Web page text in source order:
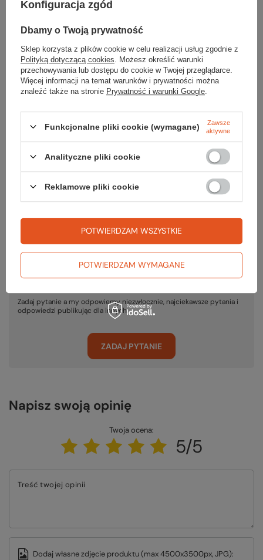
Najniższa cena z 30 dni przed obniżką:
Okulary dziecięce ROMY SPECTRON 3CF
159,99 zł
Najniższa cena z 30 dni przed obniżką:199,99 zł
Gwarancja
RĘKOJMIA 24 M-CE
Na sprzedawane produkty udzielana jest 24-miesięczna rękojmia na
podstawie ustawy z dnia 30 maja 2014r. o prawach konsumenta.
PODMIOT ODPOWIEDZIALNY ZA TEN PRODUKT NA TERENIE UE
Jack Wolfskin Ausrüstung für Draussen GmbH & Co. KGaA
Zadaj pytanie a my odpowiemy niezwłocznie, najciekawsze pytania i
odpowiedzi publikując dla innych.
ZADAJ PYTANIE
Napisz swoją opinię
Twoja ocena:
5/5
Treść twojej opinii
Dodaj własne zdjęcie produktu (max 4500x3500px, JPG):
Konfiguracja zgód
Dbamy o Twoją prywatność
Sklep korzysta z plików cookie w celu realizacji usług zgodnie z
Polityką dotyczącą cookies . Możesz określić warunki
przechowywania lub dostępu do cookie w Twojej przeglądarce.
Więcej informacji na temat warunków i prywatności można
znaleźć także na stronie Prywatność i warunki Google
Funkcjonalne pliki cookie (wymagane)
Zawsze
aktywne
Analityczne pliki cookie
Reklamowe pliki cookie
POTWIERDZAM WYMAGANE
POTWIERDZAM WSZYSTKIE